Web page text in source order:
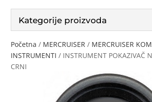
Kategorije proizvoda
Početna / MERCRUISER / MERCRUISER
INSTRUMENTI / INSTRUMENT POKAZIVAČ
CRNI